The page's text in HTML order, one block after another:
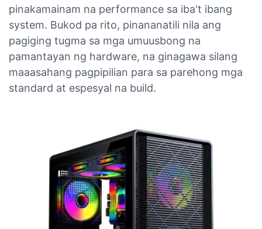
pinakamainam na performance sa iba't ibang
system. Bukod pa rito, pinananatili nila ang
pagiging tugma sa mga umuusbong na
pamantayan ng hardware, na ginagawa silang
maaasahang pagpipilian para sa parehong mga
standard at espesyal na build.